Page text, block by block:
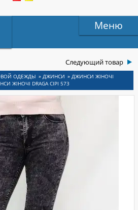
Меню
Следующий товар
» ДЖИНСИ » ДЖИНСИ ЖІНОЧІ
ЖІНОЧІ DRAGA СІРІ 573